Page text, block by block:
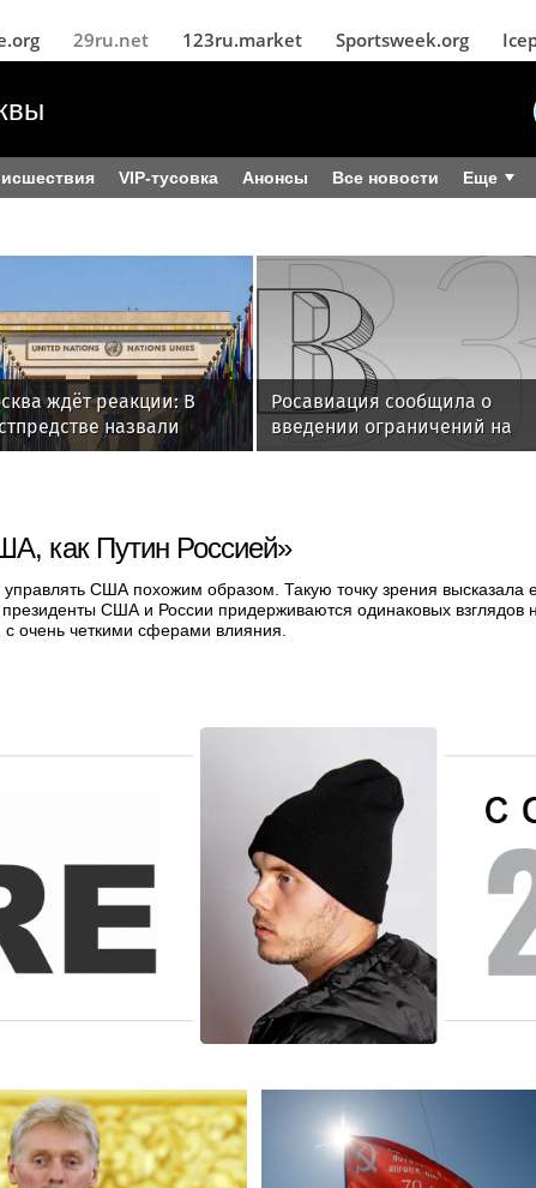
29ru.net 123ru.market Sportsweek.org
VIP-тусовка Анонсы Все новости Еще
ждёт реакции: В
назвали
ООН «зелёным
Росавиация сообщила о
введении ограничений на
полеты в Домодедово
как Путин Россией»
США похожим образом. Такую точку зрения высказала
США и России придерживаются одинаковых
четкими сферами влияния.